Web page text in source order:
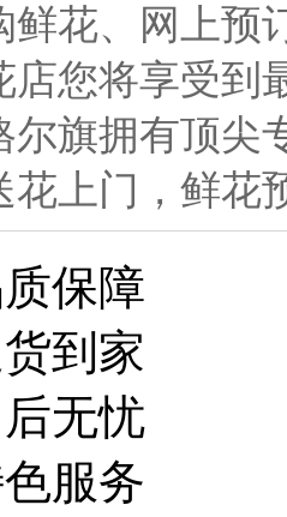
鲜花、网上预
店您将享受到
尔旗拥有顶尖
花上门，鲜花
保障
到家
无忧
服务